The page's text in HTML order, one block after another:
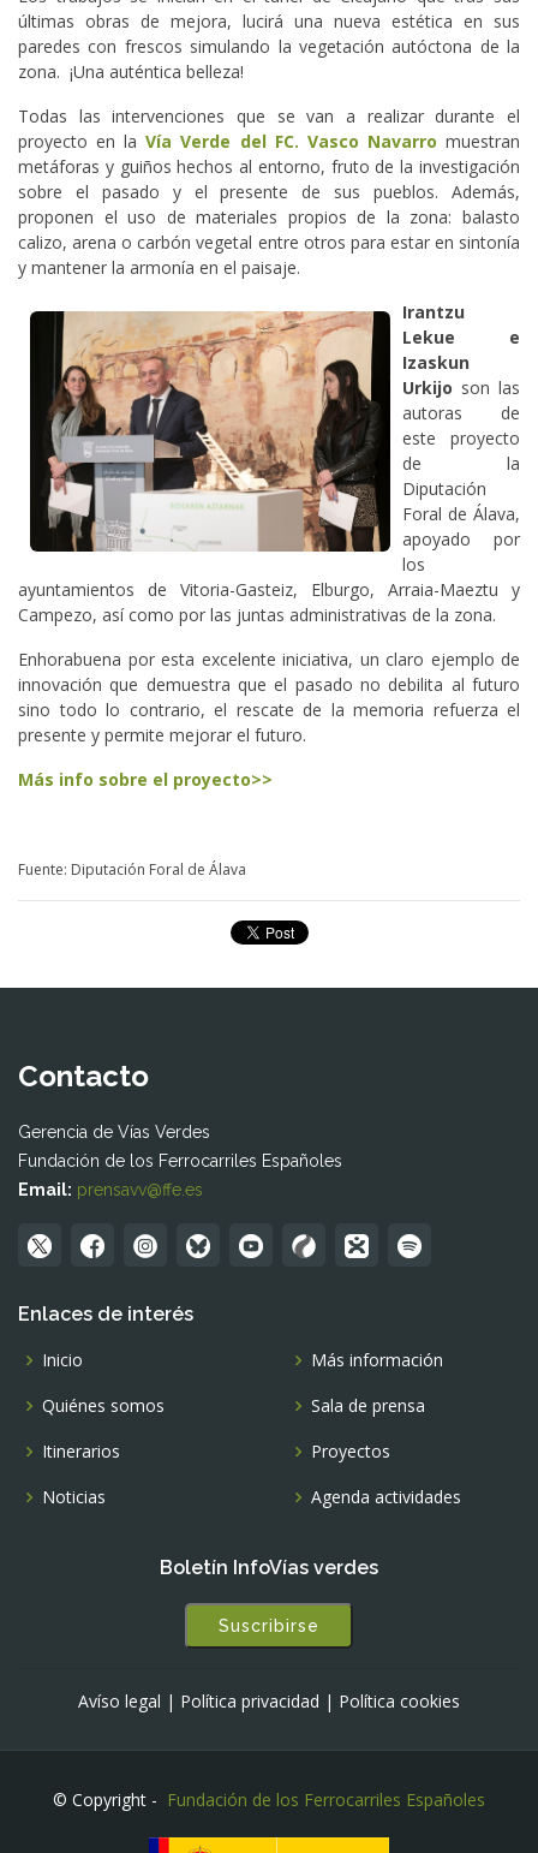
últimas obras de mejora, lucirá una nueva estética en sus
paredes con frescos simulando la vegetación autóctona de la
zona. ¡Una auténtica belleza!
Todas las intervenciones que se van a realizar durante el
proyecto en laVía Verde del FC. Vasco Navarro muestran
metáforas y guiños hechos al entorno, fruto de la investigación
sobre el pasado y el presente de sus pueblos. Además,
proponen el uso de materiales propios de la zona: balasto
calizo, arena o carbón vegetal entre otros para estar en sintonía
y mantener la armonía en el paisaje.
Irantzu
Lekue e
Izaskun
Urkijo son las
autoras de
este proyecto
de la
Diputación
Foral de Álava,
apoyado por
los
ayuntamientos de Vitoria-Gasteiz, Elburgo, Arraia-Maeztu y
Campezo, así como por las juntas administrativas de la zona.
Enhorabuena por esta excelente iniciativa, un claro ejemplo de
innovación que demuestra que el pasado no debilita al futuro
sino todo lo contrario, el rescate de la memoria refuerza el
presente y permite mejorar el futuro.
Más info sobre el proyecto>>
Fuente: Diputación Foral de Álava
Contacto
Gerencia de Vías Verdes
Fundación de los Ferrocarriles Españoles
Email: prensavv@ffe.es
Enlaces de interés
Inicio
Quiénes somos
Itinerarios
Noticias
Más información
Sala de prensa
Proyectos
Agenda actividades
Boletín InfoVías verdes
Suscribirse
Avíso legal | Política privacidad | Política cookies
© Copyright - Fundación de los Ferrocarriles Españoles